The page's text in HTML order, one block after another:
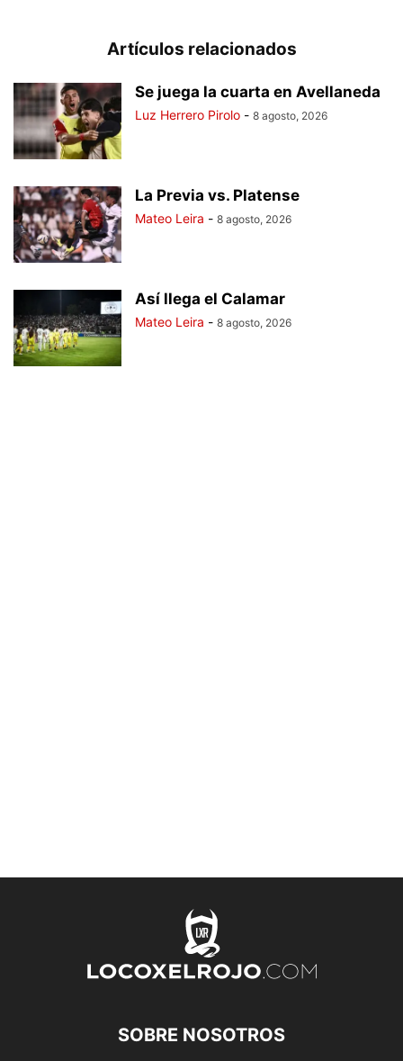
Artículos relacionados
Se juega la cuarta en Avellaneda
Luz Herrero Pirolo - 8 agosto, 2026
La Previa vs. Platense
Mateo Leira - 8 agosto, 2026
Así llega el Calamar
Mateo Leira - 8 agosto, 2026
SOBRE NOSOTROS